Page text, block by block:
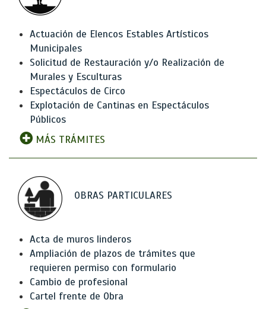
Actuación de Elencos Estables Artísticos
Municipales
Solicitud de Restauración y/o Realización de
Murales y Esculturas
Espectáculos de Circo
Explotación de Cantinas en Espectáculos
Públicos
MÁS TRÁMITES
OBRAS PARTICULARES
Acta de muros linderos
Ampliación de plazos de trámites que
requieren permiso con formulario
Cambio de profesional
Cartel frente de Obra